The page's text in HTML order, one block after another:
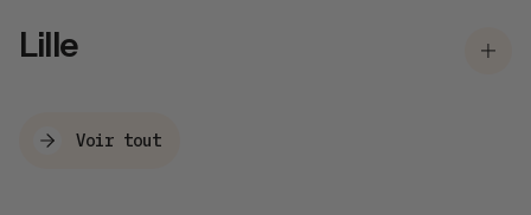
Lille
Voir tout